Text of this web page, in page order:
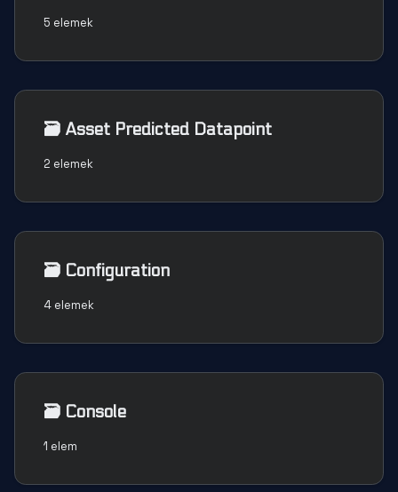
5 elemek
🗃️ Asset Predicted Datapoint
2 elemek
🗃️ Configuration
4 elemek
🗃️ Console
1 elem